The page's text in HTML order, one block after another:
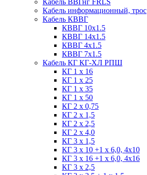
Кабель ВВГнг FRLS
Кабель информационный, трос
Кабель КВВГ
КВВГ 10х1.5
КВВГ 14х1.5
КВВГ 4х1.5
КВВГ 7х1.5
Кабель КГ КГ-ХЛ РПШ
КГ 1 х 16
КГ 1 х 25
КГ 1 х 35
КГ 1 х 50
КГ 2 х 0,75
КГ 2 х 1,5
КГ 2 х 2,5
КГ 2 х 4,0
КГ 3 х 1,5
КГ 3 х 10 +1 x 6,0, 4х10
КГ 3 х 16 +1 x 6,0, 4х16
КГ 3 х 2,5